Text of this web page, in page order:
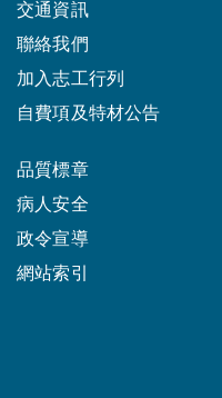
交通資訊
聯絡我們
加入志工行列
自費項及特材公告
品質標章
病人安全
政令宣導
網站索引